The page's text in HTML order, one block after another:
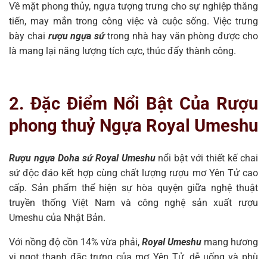
Về mặt phong thủy, ngựa tượng trưng cho sự nghiệp thăng
tiến, may mắn trong công việc và cuộc sống. Việc trưng
bày chai rượu ngựa sứtrong nhà hay văn phòng được cho
là mang lại năng lượng tích cực, thúc đẩy thành công.
2. Đặc Điểm Nổi Bật Của Rượu
phong thuỷ Ngựa Royal Umeshu
Rượu ngựa Doha sứ Royal Umeshunổi bật với thiết kế chai
sứ độc đáo kết hợp cùng chất lượng rượu mơ Yên Tử cao
cấp. Sản phẩm thể hiện sự hòa quyện giữa nghệ thuật
truyền thống Việt Nam và công nghệ sản xuất rượu
Umeshu của Nhật Bản.
Với nồng độ cồn 14% vừa phải, Royal Umeshu mang hương